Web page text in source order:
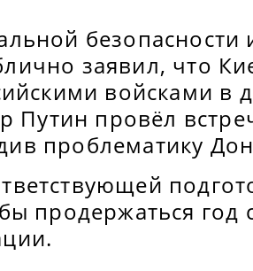
заявил, что
войсками в
Путин провёл
проблематику
продержаться год